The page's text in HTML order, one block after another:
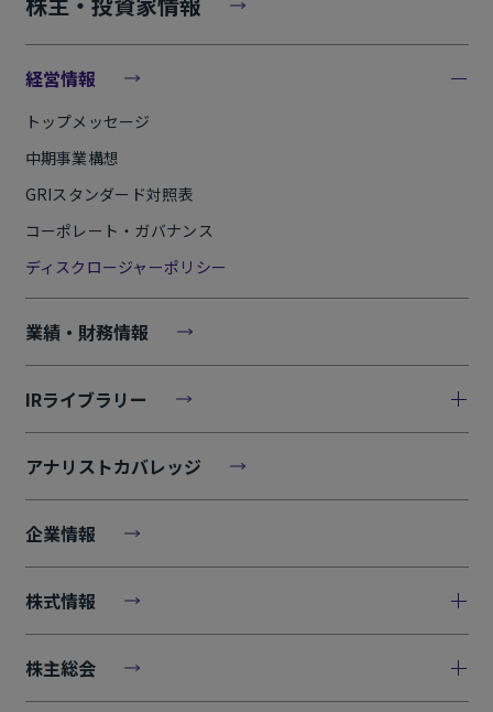
経営情報
トップメッセージ
中期事業構想
GRIスタンダード対照表
コーポレート・ガバナンス
ディスクロージャーポリシー
業績・財務情報
IRライブラリー
アナリストカバレッジ
企業情報
株式情報
株主総会